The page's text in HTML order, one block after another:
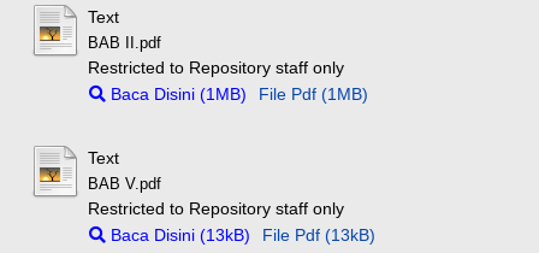
Text
BAB II.pdf
Restricted to Repository staff only
Baca Disini (1MB)
File Pdf (1MB)
Text
BAB V.pdf
Restricted to Repository staff only
Baca Disini (13kB)
File Pdf (13kB)